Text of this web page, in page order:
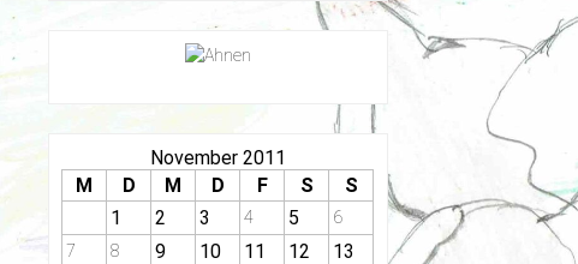
November 2011
M
D M D F S
S
1
2 3 4 5
6
7
8 9 10 11 12
13